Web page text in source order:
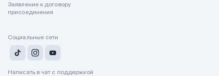
Заявление к договору
присоединения
Социальные сети
Написать в чат с поддержкой